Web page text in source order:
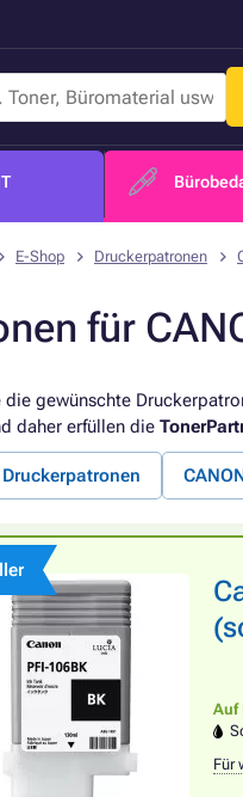
E-Shop Druckerpatronen
für
die gewünschte
daher erfüllen die
Auf
Für